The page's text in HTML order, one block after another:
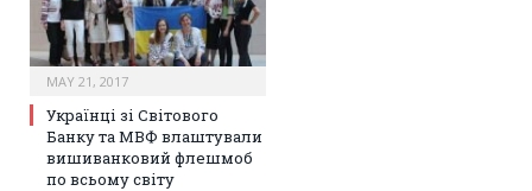
MAY 21, 2017
Українці зі Світового
Банку та МВФ влаштували
вишиванковий флешмоб
по всьому світу